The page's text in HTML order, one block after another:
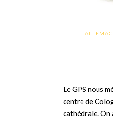
Le GPS nous
centre de
cathédrale. On